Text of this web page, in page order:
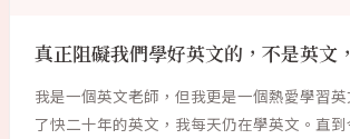
真正阻礙我們學好英文的，不是英文
我是一個英文老師，但我更是一個熱愛學習
了快二十年的英文，我每天仍在學英文。直